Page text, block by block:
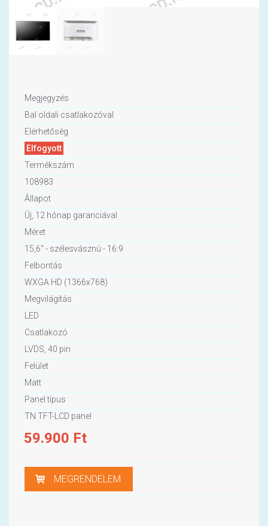
Megjegyzés
Bal oldali csatlakozóval
Elérhetőség
Elfogyott
Termékszám
108983
Állapot
Új, 12 hónap garanciával
Méret
15,6" - szélesvásznú - 16:9
Felbontás
WXGA HD (1366x768)
Megvilágítás
LED
Csatlakozó
LVDS, 40 pin
Felület
Matt
Panel típus
TN TFT-LCD panel
59.900 Ft
MEGRENDELEM